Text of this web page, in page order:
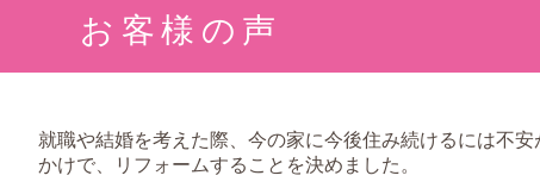
お客様の声
就職や結婚を考えた際、今の家に今後住み続けるには不
かけで、リフォームすることを決めました。